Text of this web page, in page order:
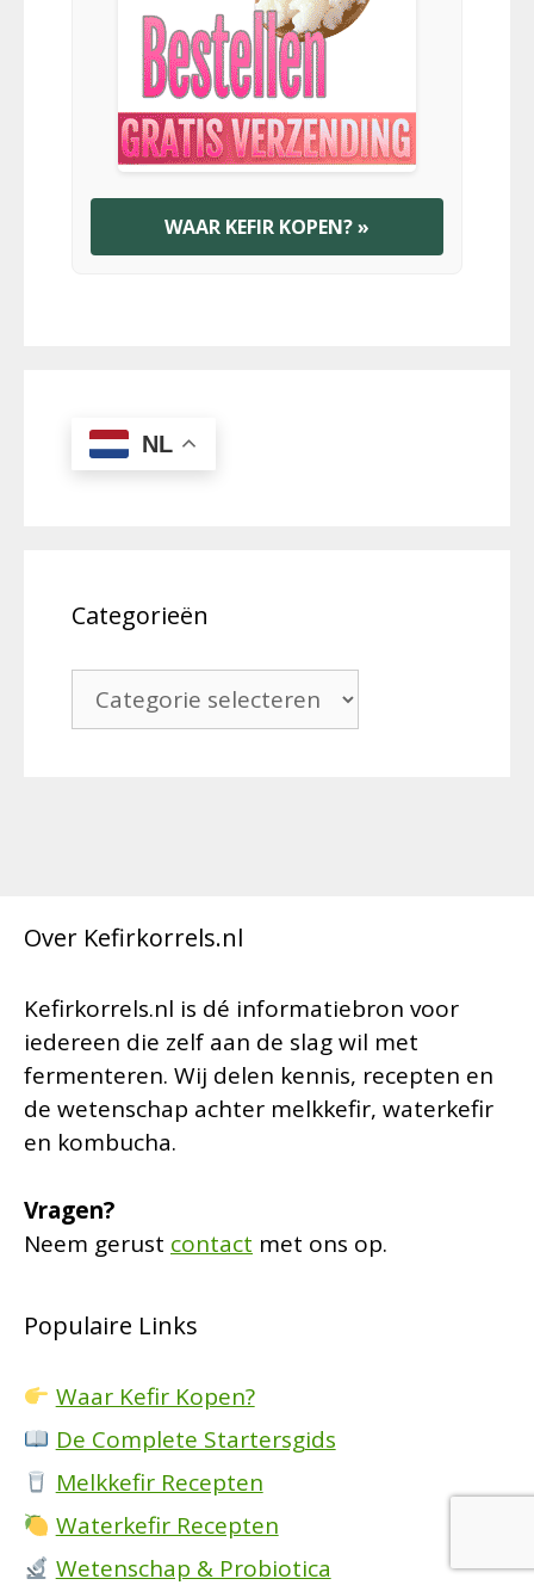
WAAR KEFIR KOPEN? »
NL
Categorieën
Categorieën
Over Kefirkorrels.nl
Kefirkorrels.nl is dé informatiebron voor
iedereen die zelf aan de slag wil met
fermenteren. Wij delen kennis, recepten en
de wetenschap achter melkkefir, waterkefir
en kombucha.
Vragen?
Neem gerust contact met ons op.
Populaire Links
Waar Kefir Kopen?
De Complete Startersgids
Melkkefir Recepten
Waterkefir Recepten
Wetenschap & Probiotica